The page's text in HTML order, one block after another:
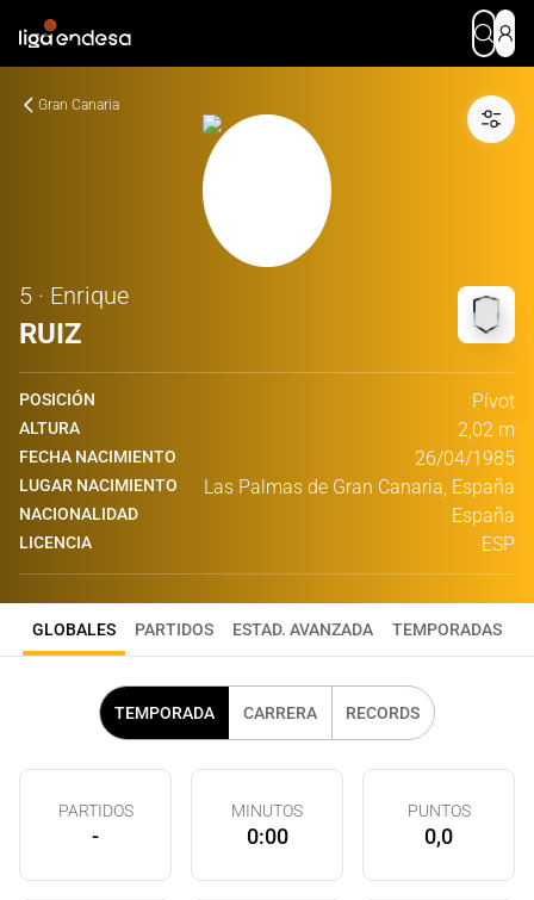
Gran Canaria
5 · Enrique
RUIZ
POSICIÓN Pívot
ALTURA 2,02 m
FECHA NACIMIENTO 26/04/1985
LUGAR NACIMIENTO Las Palmas de Gran Canaria, España
NACIONALIDAD España
LICENCIA ESP
GLOBALES PARTIDOS ESTAD. AVANZADA TEMPORADAS
TEMPORADA CARRERA RECORDS
PARTIDOS
-
MINUTOS
0:00
PUNTOS
0,0